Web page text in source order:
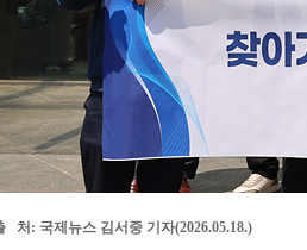
처: 국제뉴스 김서중 기자(2026.05.18.)